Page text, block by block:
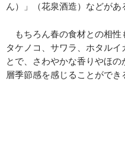
ん）」（花泉酒造）などがあ
もちろん春の食材との相性
タケノコ、サワラ、ホタル
とで、さわやかな香りやほ
層季節感を感じることができ